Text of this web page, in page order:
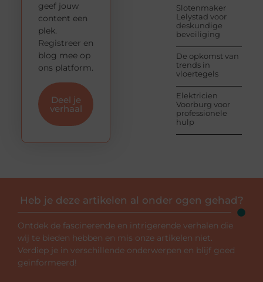
Slotenmaker
Lelystad voor
deskundige
beveiliging
De opkomst van
trends in
vloertegels
Elektricien
Voorburg voor
professionele
hulp
geef jouw
content een
plek.
Registreer en
blog mee op
ons platform.
Deel je
verhaal
Heb je deze artikelen al onder ogen gehad?
Ontdek de fascinerende en intrigerende verhalen die
wij te bieden hebben en mis onze artikelen niet.
Verdiep je in verschillende onderwerpen en blijf goed
geïnformeerd!